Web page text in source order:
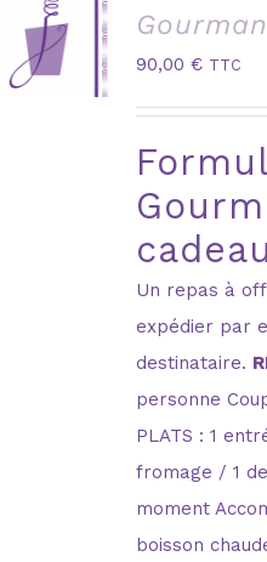
VOIR LA
CARTE
90,00 € TTC
cadeau
Un repas à
expédier par
destinataire.
personne
PLATS : 1
fromage / 1
moment
boisson